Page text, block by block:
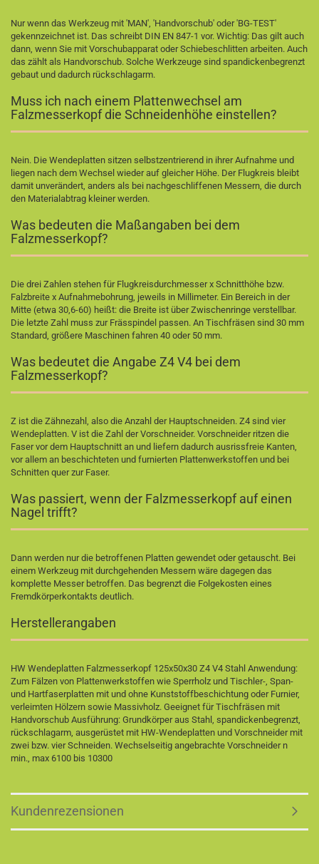
Nur wenn das Werkzeug mit 'MAN', 'Handvorschub' oder 'BG-TEST'
gekennzeichnet ist. Das schreibt DIN EN 847-1 vor. Wichtig: Das gilt auch
dann, wenn Sie mit Vorschubapparat oder Schiebeschlitten arbeiten. Auch
das zählt als Handvorschub. Solche Werkzeuge sind spandickenbegrenzt
gebaut und dadurch rückschlagarm.
Muss ich nach einem Plattenwechsel am
Falzmesserkopf die Schneidenhöhe einstellen?
Nein. Die Wendeplatten sitzen selbstzentrierend in ihrer Aufnahme und
liegen nach dem Wechsel wieder auf gleicher Höhe. Der Flugkreis bleibt
damit unverändert, anders als bei nachgeschliffenen Messern, die durch
den Materialabtrag kleiner werden.
Was bedeuten die Maßangaben bei dem
Falzmesserkopf?
Die drei Zahlen stehen für Flugkreisdurchmesser x Schnitthöhe bzw.
Falzbreite x Aufnahmebohrung, jeweils in Millimeter. Ein Bereich in der
Mitte (etwa 30,6-60) heißt: die Breite ist über Zwischenringe verstellbar.
Die letzte Zahl muss zur Frässpindel passen. An Tischfräsen sind 30 mm
Standard, größere Maschinen fahren 40 oder 50 mm.
Was bedeutet die Angabe Z4 V4 bei dem
Falzmesserkopf?
Z ist die Zähnezahl, also die Anzahl der Hauptschneiden. Z4 sind vier
Wendeplatten. V ist die Zahl der Vorschneider. Vorschneider ritzen die
Faser vor dem Hauptschnitt an und liefern dadurch ausrissfreie Kanten,
vor allem an beschichteten und furnierten Plattenwerkstoffen und bei
Schnitten quer zur Faser.
Was passiert, wenn der Falzmesserkopf auf einen
Nagel trifft?
Dann werden nur die betroffenen Platten gewendet oder getauscht. Bei
einem Werkzeug mit durchgehenden Messern wäre dagegen das
komplette Messer betroffen. Das begrenzt die Folgekosten eines
Fremdkörperkontakts deutlich.
Herstellerangaben
HW Wendeplatten Falzmesserkopf 125x50x30 Z4 V4 Stahl Anwendung:
Zum Fälzen von Plattenwerkstoffen wie Sperrholz und Tischler-, Span-
und Hartfaserplatten mit und ohne Kunststoffbeschichtung oder Furnier,
verleimten Hölzern sowie Massivholz. Geeignet für Tischfräsen mit
Handvorschub Ausführung: Grundkörper aus Stahl, spandickenbegrenzt,
rückschlagarm, ausgerüstet mit HW-Wendeplatten und Vorschneider mit
zwei bzw. vier Schneiden. Wechselseitig angebrachte Vorschneider n
min., max 6100 bis 10300
Kundenrezensionen